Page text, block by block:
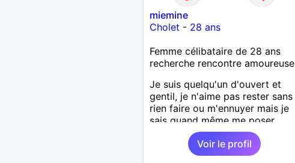
miemine
Cholet - 28 ans
Femme célibataire de 28 ans
recherche rencontre amoureuse
Je suis quelqu'un d'ouvert et
gentil, je n'aime pas rester sans
rien faire ou m'ennuyer mais je
sais quand même me poser
quand il le faut. Ouverte à une
belle rencontre sur Cholet ou les
environs si tel en est le cas..
Voir le profil